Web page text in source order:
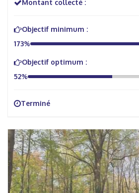
Montant collecté :
Objectif minimum :
173%
Objectif optimum :
52%
Terminé